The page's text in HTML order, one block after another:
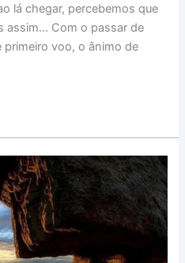
lá chegar, percebemos que
assim… Com o passar de
voo, o ânimo de